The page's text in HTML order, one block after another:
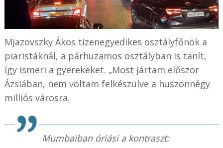
Mjazovszky Ákos tizenegyedikes osztályfőnök a
piaristáknál, a párhuzamos osztályban is tanít,
így ismeri a gyerekeket. „Most jártam először
Ázsiában, nem voltam felkészülve a huszonnégy
milliós városra.
Mumbaiban óriási a kontraszt: